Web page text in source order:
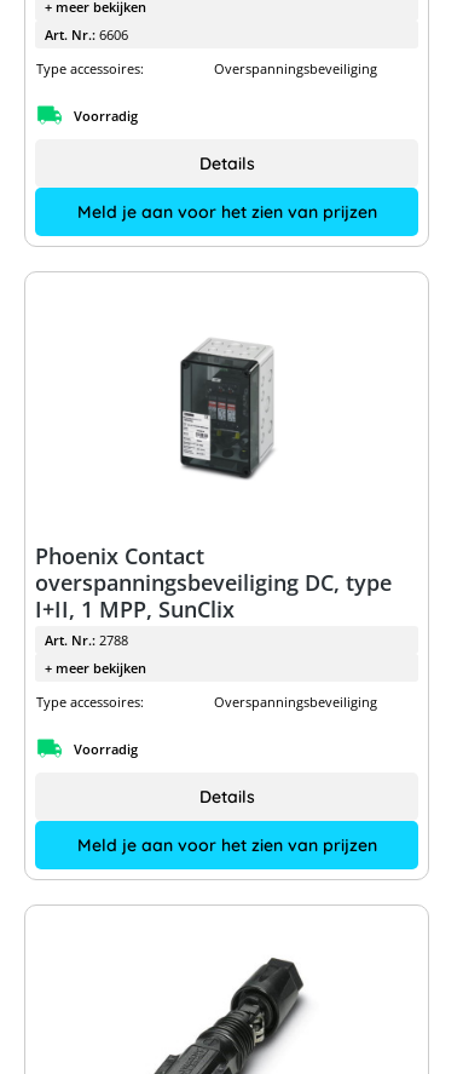
+ meer bekijken
Art. Nr.: 6606
Type accessoires:
Overspanningsbeveiliging
Voorradig
Meld je aan voor het zien van prijzen
Details
Phoenix Contact
overspanningsbeveiliging DC, type
I+II, 1 MPP, SunClix
Art. Nr.: 2788
+ meer bekijken
Type accessoires:
Overspanningsbeveiliging
Voorradig
Meld je aan voor het zien van prijzen
Details